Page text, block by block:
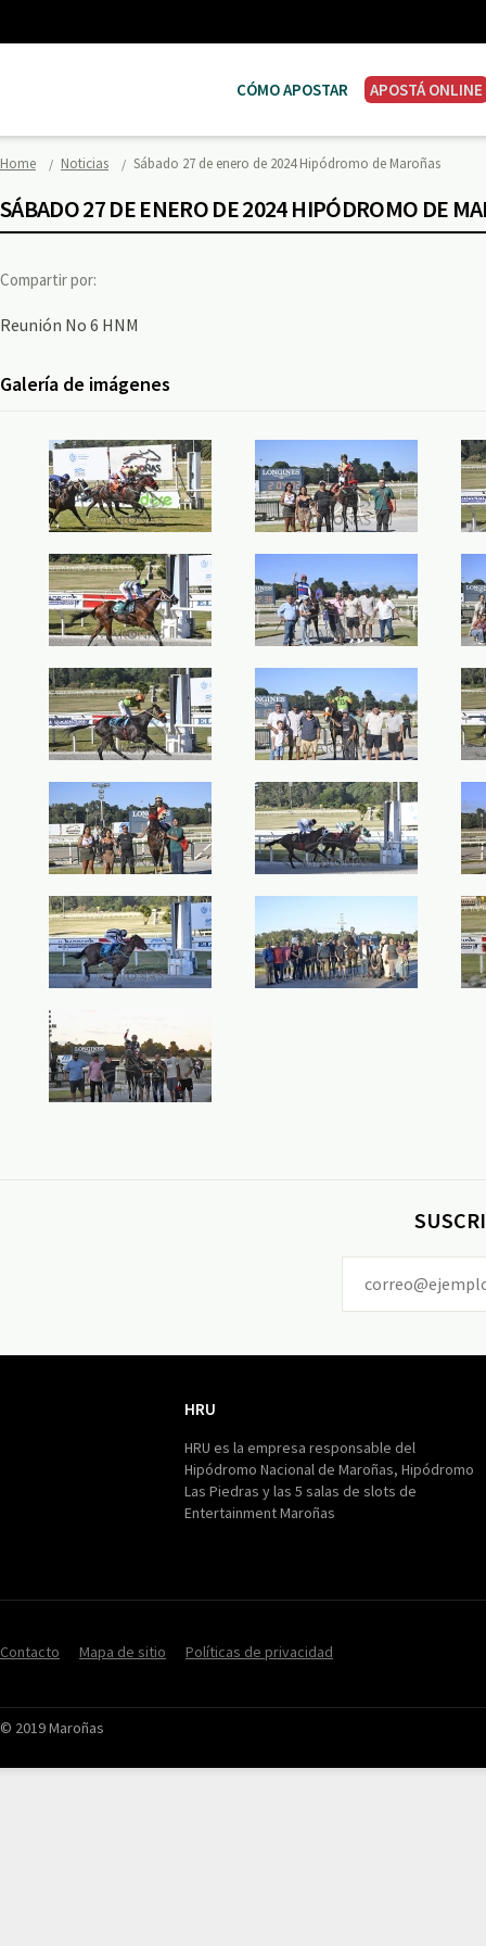
CÓMO APOSTAR APOSTÁ ONLINE
Home Noticias Sábado 27 de enero de 2024 Hipódromo de Maroñas
SÁBADO 27 DE ENERO DE 2024 HIPÓDROMO DE
Compartir por:
Reunión No 6 HNM
Galería de imágenes
HRU
HRU es la empresa responsable del
Hipódromo Nacional de Maroñas, Hipódromo
Las Piedras y las 5 salas de slots de
Entertainment Maroñas
Contacto Mapa de sitio Políticas de privacidad
© 2019 Maroñas